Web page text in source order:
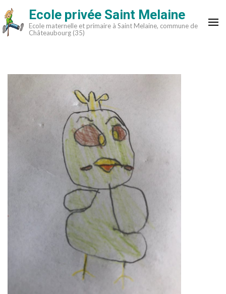
Aller
au
contenu
Ecole privée Saint Melaine
Ecole maternelle et primaire à Saint Melaine, commune de
Châteaubourg (35)